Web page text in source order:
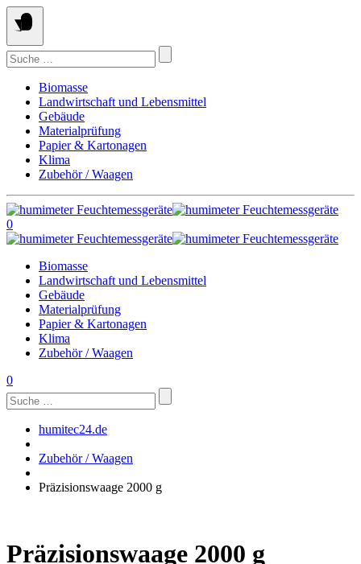
Springe
zum
Inhalt
Suchen
nach:
Biomasse
Landwirtschaft und Lebensmittel
Gebäude
Materialprüfung
Papier & Kartonagen
Klima
Zubehör / Waagen
0
Biomasse
Landwirtschaft und Lebensmittel
Gebäude
Materialprüfung
Papier & Kartonagen
Klima
Zubehör / Waagen
0
Suchen
nach:
humitec24.de
Zubehör / Waagen
Präzisionswaage 2000 g
Präzisionswaage 2000 g